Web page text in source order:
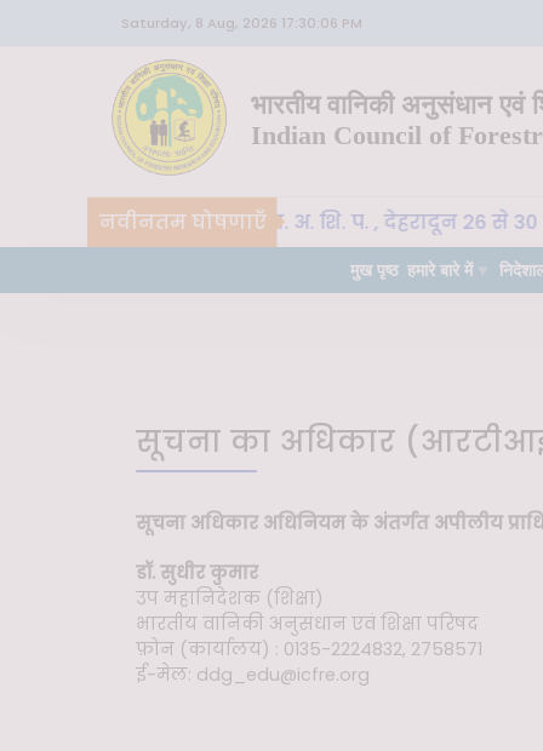
Saturday, 8 Aug, 2026 17:30:06 PM
भारतीय वानिकी अनुसंधान एवं
Indian Council of
नवीनतम घोषणाएँ
CoE-SLM, भा. वा. अ. शि. प. , देहरादून 26 से 30
मुख पृष्ठ हमारे बारे में
सूचना का अधिकार
सूचना अधिकार अधिनियम के अंतर्गत अपीलीय
डॉ. सुधीर कुमार
उप महानिदेशक (शिक्षा)
भारतीय वानिकी अनुसंधान एवं शिक्षा परिषद
फ़ोन (कार्यालय) : 0135-2224832, 2758571
ई-मेल: ddg_edu@icfre.org